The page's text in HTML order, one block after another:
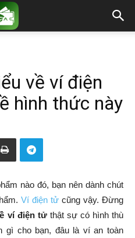
về ví điện
hình thức này
nào đó, bạn nên dành chút
Ví điện tử cũng vậy. Đừng
ví điện tửthật sự có hình thù
gì cho bạn, đâu là ví an toàn